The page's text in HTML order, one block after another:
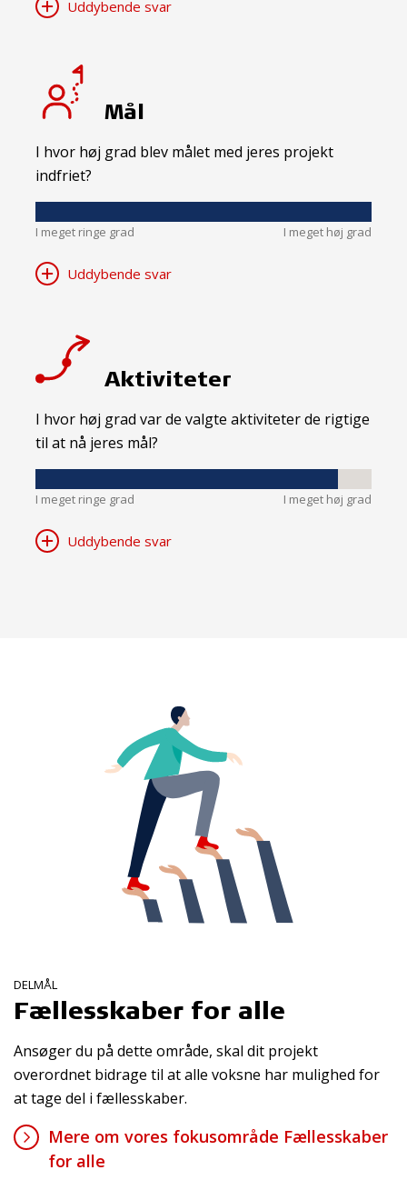
Uddybende svar
Mål
I hvor høj grad blev målet med jeres projekt
indfriet?
I meget ringe grad I meget høj grad
Uddybende svar
Aktiviteter
I hvor høj grad var de valgte aktiviteter de rigtige
til at nå jeres mål?
I meget ringe grad I meget høj grad
Uddybende svar
DELMÅL
Fællesskaber for alle
Ansøger du på dette område, skal dit projekt
overordnet bidrage til at alle voksne har mulighed for
at tage del i fællesskaber.
Mere om vores fokusområde Fællesskaber
for alle